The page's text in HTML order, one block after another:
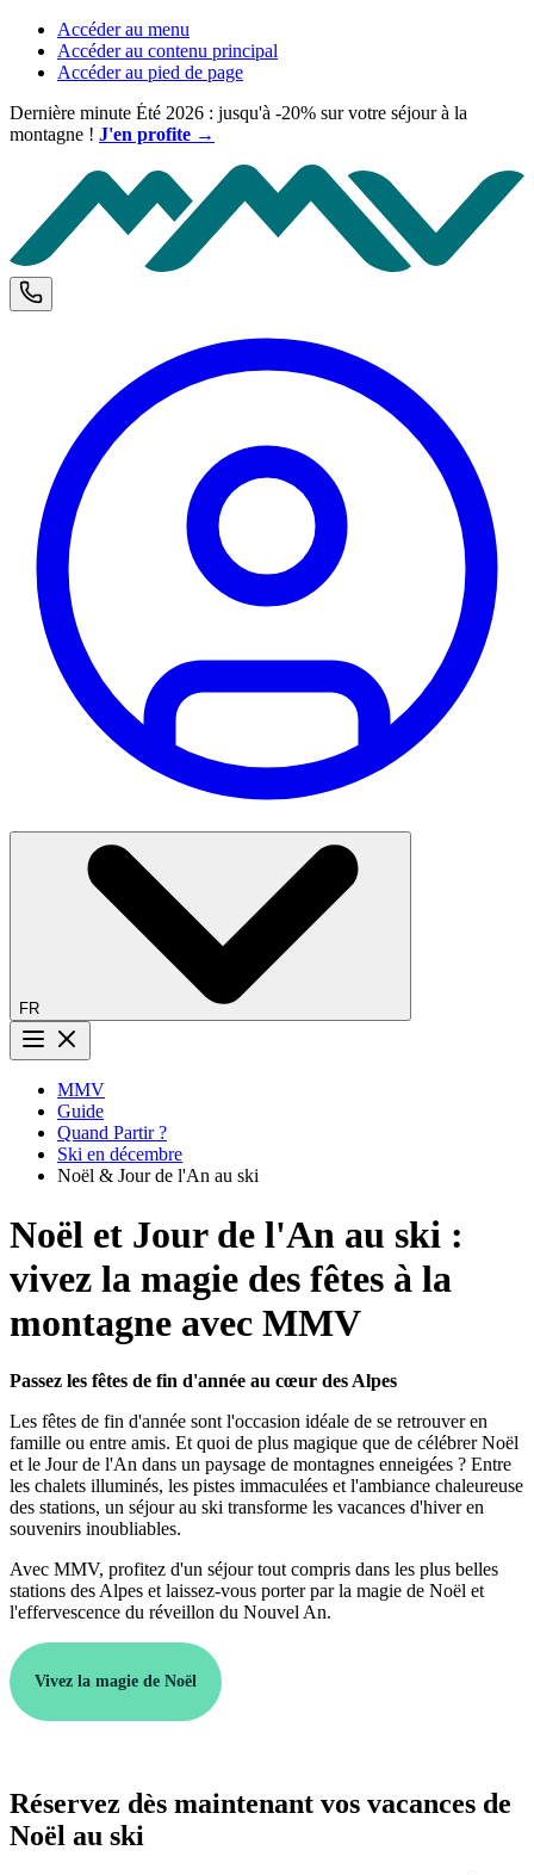
Accéder au menu
Accéder au contenu principal
Accéder au pied de page
Dernière minute Été 2026 : jusqu'à -20% sur votre séjour à la
montagne ! J'en profite →
Téléphone et horaires d'ouverture
FR
Bouton menu
MMV
Guide
Quand Partir ?
Ski en décembre
Noël & Jour de l'An au ski
Noël et Jour de l'An au ski :
vivez la magie des fêtes à la
montagne avec MMV
Passez les fêtes de fin d'année au cœur des Alpes
Les fêtes de fin d'année sont l'occasion idéale de se retrouver en
famille ou entre amis. Et quoi de plus magique que de célébrer Noël
et le Jour de l'An dans un paysage de montagnes enneigées ? Entre
les chalets illuminés, les pistes immaculées et l'ambiance chaleureuse
des stations, un séjour au ski transforme les vacances d'hiver en
souvenirs inoubliables.
Avec MMV, profitez d'un séjour tout compris dans les plus belles
stations des Alpes et laissez-vous porter par la magie de Noël et
l'effervescence du réveillon du Nouvel An.
Vivez la magie de Noël
Réservez dès maintenant vos vacances de
Noël au ski